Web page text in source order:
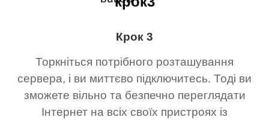
Крок 3
Торкніться потрібного розташування
сервера, і ви миттєво підключитесь. Тоді ви
зможете вільно та безпечно переглядати
Інтернет на всіх своїх пристроях із